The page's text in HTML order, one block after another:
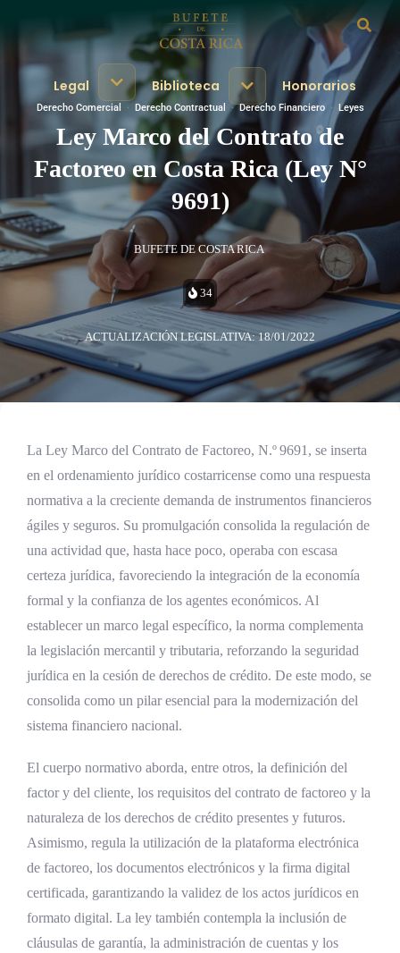
Legal Biblioteca Honorarios
Derecho Comercial · Derecho Contractual ·Derecho Financiero· Leyes
Ley Marco del Contrato de
Factoreo en Costa Rica (Ley N°
9691)
BUFETE DE COSTA RICA
34
ACTUALIZACIÓN LEGISLATIVA: 18/01/2022
La Ley Marco del Contrato de Factoreo, N.º 9691, se inserta
en el ordenamiento jurídico costarricense como una respuesta
normativa a la creciente demanda de instrumentos financieros
ágiles y seguros. Su promulgación consolida la regulación de
una actividad que, hasta hace poco, operaba con escasa
certeza jurídica, favoreciendo la integración de la economía
formal y la confianza de los agentes económicos. Al
establecer un marco legal específico, la norma complementa
la legislación mercantil y tributaria, reforzando la seguridad
jurídica en la cesión de derechos de crédito. De este modo, se
consolida como un pilar esencial para la modernización del
sistema financiero nacional.
El cuerpo normativo aborda, entre otros, la definición del
factor y del cliente, los requisitos del contrato de factoreo y la
naturaleza de los derechos de crédito presentes y futuros.
Asimismo, regula la utilización de la plataforma electrónica
de factoreo, los documentos electrónicos y la firma digital
certificada, garantizando la validez de los actos jurídicos en
formato digital. La ley también contempla la inclusión de
cláusulas de garantía, la administración de cuentas y los